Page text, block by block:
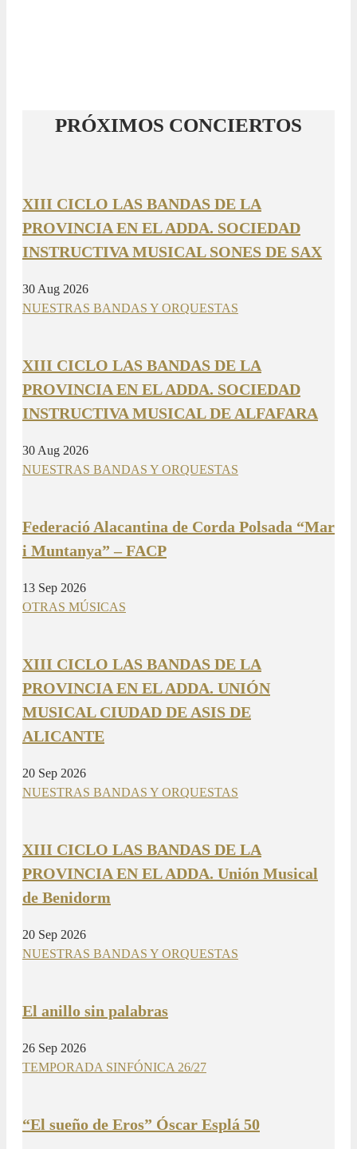
PRÓXIMOS CONCIERTOS
XIII CICLO LAS BANDAS DE LA
PROVINCIA EN EL ADDA. SOCIEDAD
INSTRUCTIVA MUSICAL SONES DE SAX
30 Aug 2026
NUESTRAS BANDAS Y ORQUESTAS
XIII CICLO LAS BANDAS DE LA
PROVINCIA EN EL ADDA. SOCIEDAD
INSTRUCTIVA MUSICAL DE ALFAFARA
30 Aug 2026
NUESTRAS BANDAS Y ORQUESTAS
Federació Alacantina de Corda Polsada “Mar
i Muntanya” – FACP
13 Sep 2026
OTRAS MÚSICAS
XIII CICLO LAS BANDAS DE LA
PROVINCIA EN EL ADDA. UNIÓN
MUSICAL CIUDAD DE ASIS DE
ALICANTE
20 Sep 2026
NUESTRAS BANDAS Y ORQUESTAS
XIII CICLO LAS BANDAS DE LA
PROVINCIA EN EL ADDA. Unión Musical
de Benidorm
20 Sep 2026
NUESTRAS BANDAS Y ORQUESTAS
El anillo sin palabras
26 Sep 2026
TEMPORADA SINFÓNICA 26/27
“El sueño de Eros” Óscar Esplá 50